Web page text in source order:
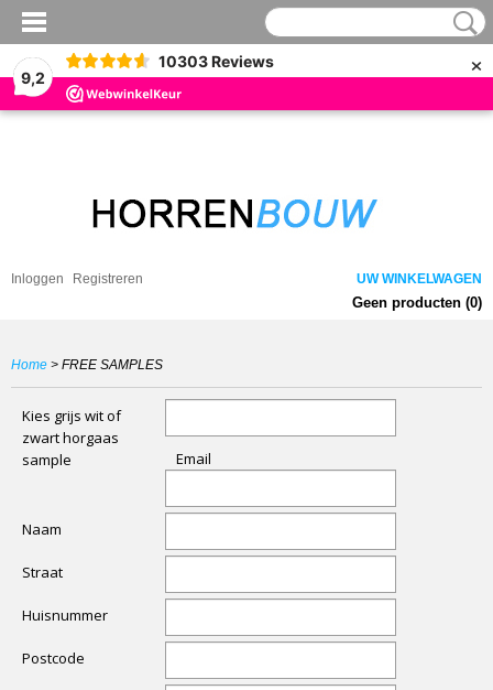
9,2
10303 Reviews ×
Inloggen Registreren UW WINKELWAGEN
Geen producten (0)
Home > FREE SAMPLES
Kies grijs wit of
zwart horgaas
sample
Email
Naam
Straat
Huisnummer
Postcode